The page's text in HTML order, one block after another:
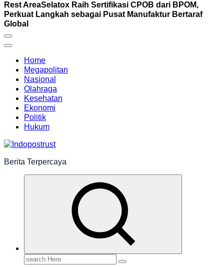
Rest AreaSelatox Raih Sertifikasi CPOB dari BPOM,
Perkuat Langkah sebagai Pusat Manufaktur Bertaraf
Global
Home
Megapolitan
Nasional
Olahraga
Kesehatan
Ekonomi
Politik
Hukum
Berita Terpercaya
Search